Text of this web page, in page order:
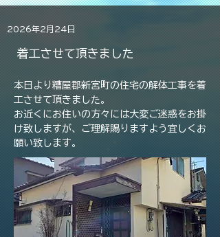
2026年2月24日
着工させて頂きました
本日より糟屋郡新宮町の住宅の解体工事を着
工させて頂きました。
お近くにお住いの方々には大変ご迷惑をお掛
け致しますが、ご理解賜りますよう宜しくお
願い致します。